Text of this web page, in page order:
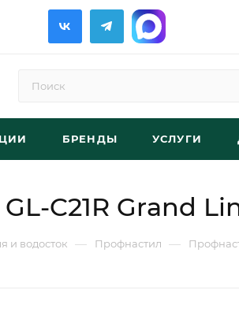
БРЕНДЫ УСЛУГИ
C21R Grand
и водосток — Профнастил —